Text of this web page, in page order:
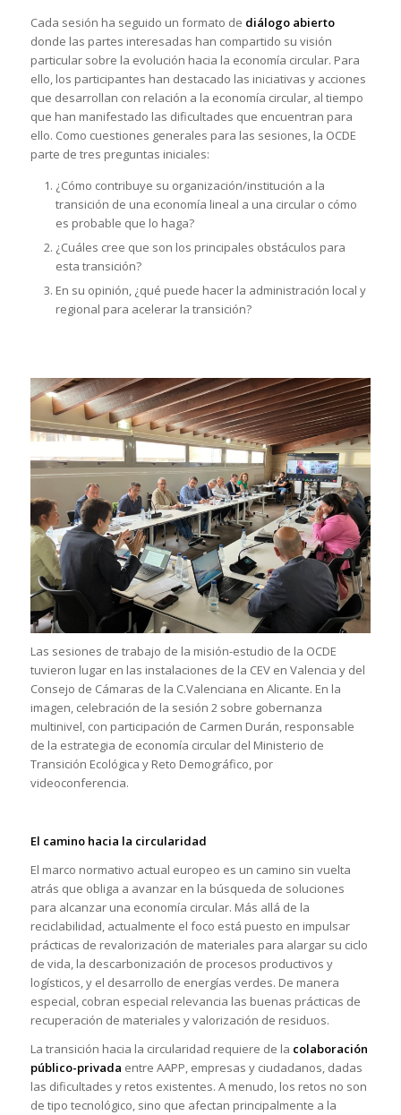
Cada sesión ha seguido un formato de diálogo abierto
donde las partes interesadas han compartido su visión
particular sobre la evolución hacia la economía circular. Para
ello, los participantes han destacado las iniciativas y acciones
que desarrollan con relación a la economía circular, al tiempo
que han manifestado las dificultades que encuentran para
ello. Como cuestiones generales para las sesiones, la OCDE
parte de tres preguntas iniciales:
¿Cómo contribuye su organización/institución a la
transición de una economía lineal a una circular o cómo
es probable que lo haga?
¿Cuáles cree que son los principales obstáculos para
esta transición?
En su opinión, ¿qué puede hacer la administración local y
regional para acelerar la transición?
Las sesiones de trabajo de la misión-estudio de la OCDE
tuvieron lugar en las instalaciones de la CEV en Valencia y del
Consejo de Cámaras de la C.Valenciana en Alicante. En la
imagen, celebración de la sesión 2 sobre gobernanza
multinivel, con participación de Carmen Durán, responsable
de la estrategia de economía circular del Ministerio de
Transición Ecológica y Reto Demográfico, por
videoconferencia.
El camino hacia la circularidad
El marco normativo actual europeo es un camino sin vuelta
atrás que obliga a avanzar en la búsqueda de soluciones
para alcanzar una economía circular. Más allá de la
reciclabilidad, actualmente el foco está puesto en impulsar
prácticas de revalorización de materiales para alargar su ciclo
de vida, la descarbonización de procesos productivos y
logísticos, y el desarrollo de energías verdes. De manera
especial, cobran especial relevancia las buenas prácticas de
recuperación de materiales y valorización de residuos.
La transición hacia la circularidad requiere de la colaboración
público-privada entre AAPP, empresas y ciudadanos, dadas
las dificultades y retos existentes. A menudo, los retos no son
de tipo tecnológico, sino que afectan principalmente a la